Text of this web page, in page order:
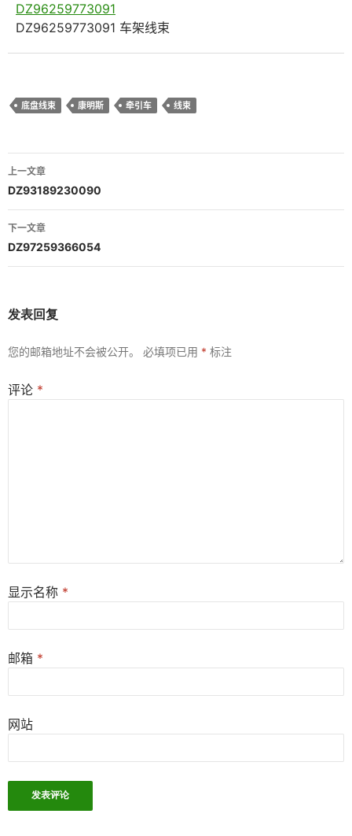
DZ96259773091
DZ96259773091 车架线束
底盘线束 康明斯 牵引车 线束
文
章
导
航
上一文章
DZ93189230090
下一文章
DZ97259366054
发表回复
您的邮箱地址不会被公开。 必填项已用 * 标注
评论 *
显示名称 *
邮箱 *
网站